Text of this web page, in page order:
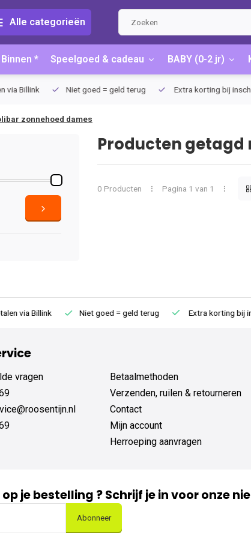
Alle categorieën
* Speelgoed & cadeau BABY (0-2 jr)
Billink Niet goed = geld terug Extra korting bij
zonnehoed dames
Producten getagd
0 Producten Pagina 1 van 1
Billink Niet goed = geld terug Extra korting bij
vragen
Betaalmethoden
Verzenden, ruilen & retourneren
Contact
Mijn account
Herroeping aanvragen
je bestelling ? Schrijf je in voor onze
Abonneer